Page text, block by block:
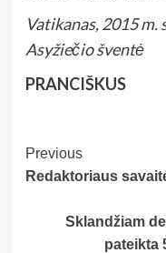
Vatikanas, 2015 m.
Asyžiečio šventė
PRANCIŠKUS
Post
Navigation
Previous
Redaktoriaus
Sklandžiam
pateikta